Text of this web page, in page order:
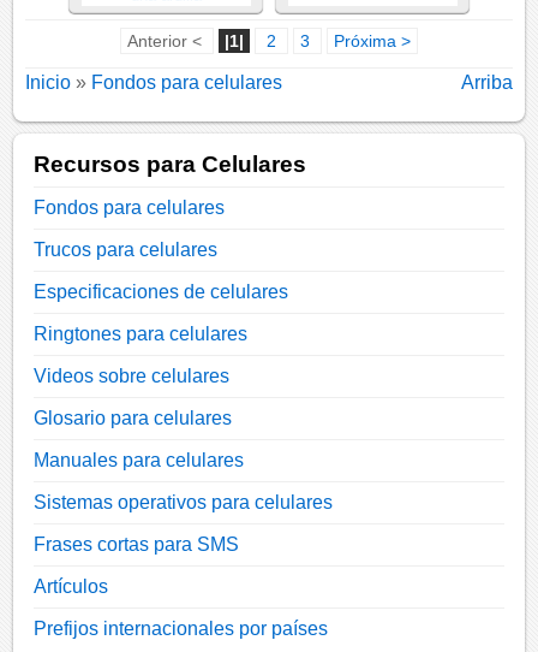
Anterior < |1| 2 3 Próxima >
Inicio » Fondos para celulares Arriba
Recursos para Celulares
Fondos para celulares
Trucos para celulares
Especificaciones de celulares
Ringtones para celulares
Videos sobre celulares
Glosario para celulares
Manuales para celulares
Sistemas operativos para celulares
Frases cortas para SMS
Artículos
Prefijos internacionales por países